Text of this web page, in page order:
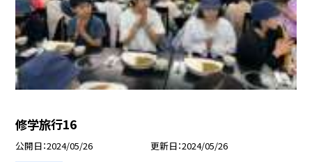
修学旅行16
公開日 2024/05/26 更新日 2024/05/26